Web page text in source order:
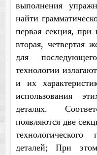
выполнения
найти
первая секция,
вторая, четвертая
для
технологии
и их
использования
деталях.
появляются две
деталей; При